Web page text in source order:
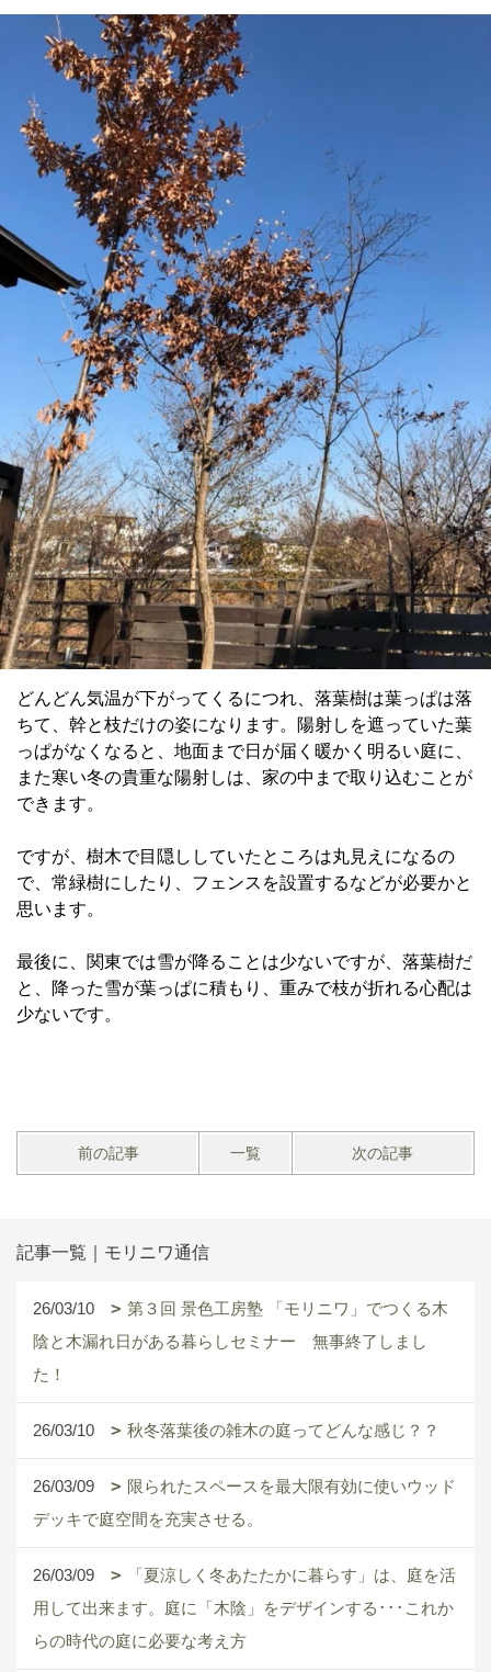
どんどん気温が下がってくるにつれ、落葉樹は葉っぱは落
ちて、幹と枝だけの姿になります。陽射しを遮っていた葉
っぱがなくなると、地面まで日が届く暖かく明るい庭に、
また寒い冬の貴重な陽射しは、家の中まで取り込むことが
できます。
ですが、樹木で目隠ししていたところは丸見えになるの
で、常緑樹にしたり、フェンスを設置するなどが必要かと
思います。
最後に、関東では雪が降ることは少ないですが、落葉樹だ
と、降った雪が葉っぱに積もり、重みで枝が折れる心配は
少ないです。
前の記事 一覧 次の記事
記事一覧｜モリニワ通信
26/03/10
第３回 景色工房塾 「モリニワ」でつくる木
陰と木漏れ日がある暮らしセミナー 無事終了しまし
た！
26/03/10 秋冬落葉後の雑木の庭ってどんな感じ？？
26/03/09
限られたスペースを最大限有効に使いウッド
デッキで庭空間を充実させる。
26/03/09
「夏涼しく冬あたたかに暮らす」は、庭を活
用して出来ます。庭に「木陰」をデザインする･･･これか
らの時代の庭に必要な考え方